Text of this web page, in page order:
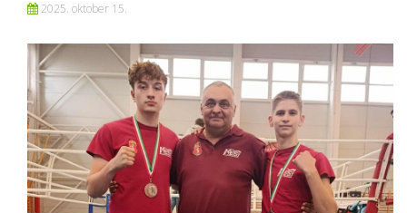
2025. oktober 15.